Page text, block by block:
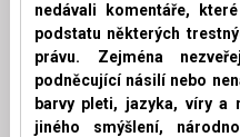
nedávali komentáře,
podstatu některých
právu. Zejména
podněcující násilí nebo
barvy pleti, jazyka, víry a
jiného smýšlení,